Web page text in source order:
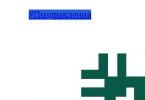
#Поздравления